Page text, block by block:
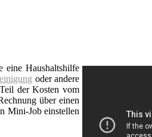
eine Haushaltshilfe
oder andere
der Kosten vom
über einen
Mini-Job einstellen